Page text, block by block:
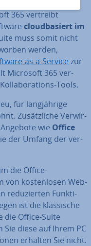
365 vertreibt
cloud­ba­siert im
muss somit nicht
werden,
as-a-Service zur
Microsoft 365 ver­
Tools.
für lang­jäh­ri­ge
Zu­sätz­li­che Ver­wir­
wie Office
der Umfang der ver­
die Office-
von kos­ten­lo­sen Web-
re­du­zier­ten Funk­ti­
ist die klas­si­sche
die Office-Suite
diese auf Ihrem PC
erhalten Sie nicht.